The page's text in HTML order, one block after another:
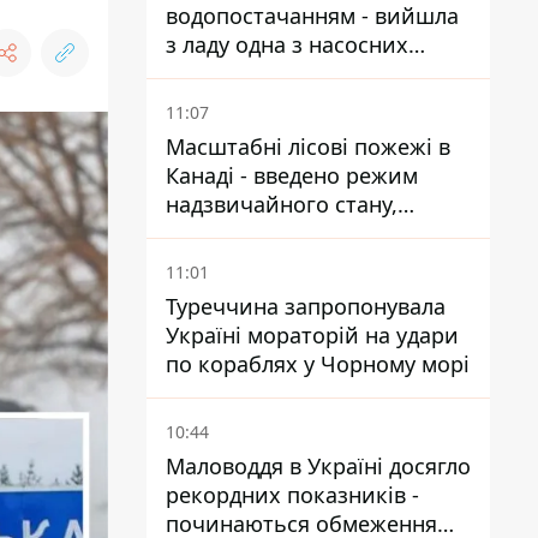
водопостачанням - вийшла
з ладу одна з насосних
станцій
11:07
Масштабні лісові пожежі в
Канаді - введено режим
надзвичайного стану,
виїхали понад 20 тисяч
людей
11:01
Туреччина запропонувала
Україні мораторій на удари
по кораблях у Чорному морі
10:44
Маловоддя в Україні досягло
рекордних показників -
починаються обмеження